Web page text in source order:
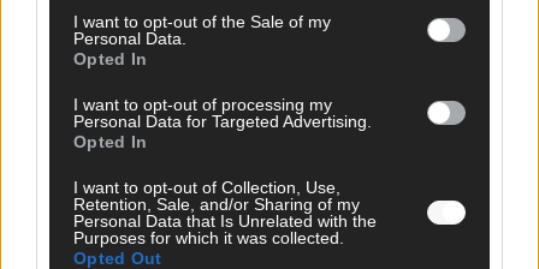
I want to opt-out of the Sale of my
Personal Data.
Opted In
I want to opt-out of processing my
Personal Data for Targeted Advertising.
Opted In
I want to opt-out of Collection, Use,
Retention, Sale, and/or Sharing of my
Personal Data that Is Unrelated with the
Purposes for which it was collected.
Opted Out
SCHNELL ZUM RESSORT
Nachrichten
Wirtschaft
Ratgeber
Kommentar
Streams & Storys
Eurovision